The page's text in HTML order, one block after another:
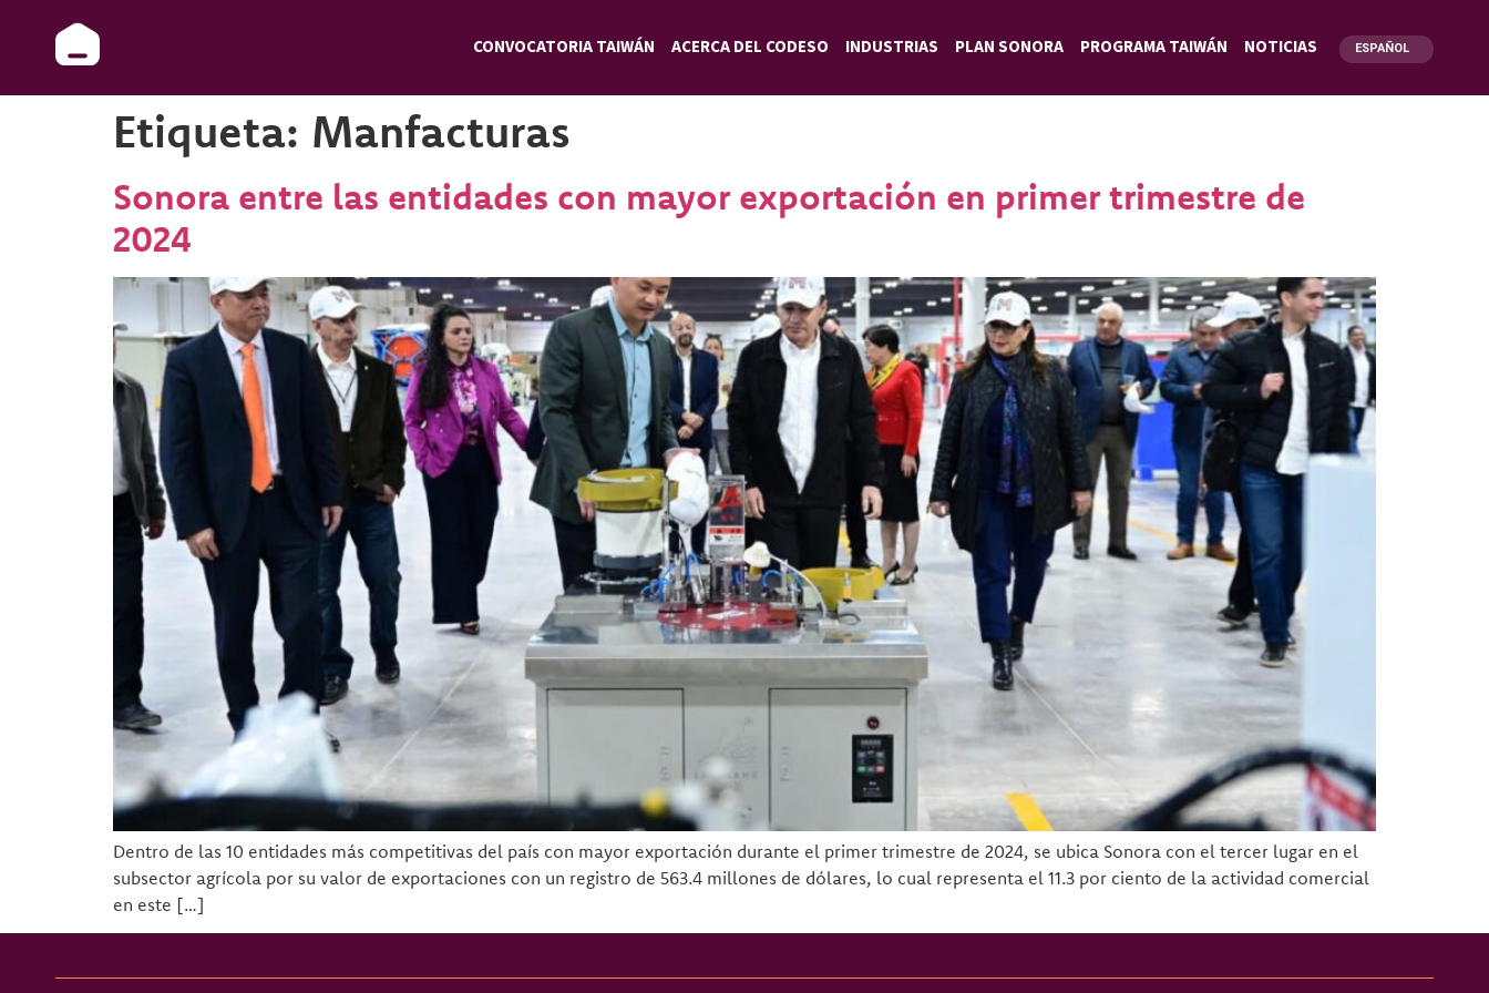
CONVOCATORIA TAIWÁN ACERCA DEL CODESO INDUSTRIAS PLAN SONORA PROGRAMA TAIWÁN NOTICIAS ESPAÑOL
ENGLISH
Etiqueta: Manfacturas
Sonora entre las entidades con mayor exportación en primer trimestre de
2024
Dentro de las 10 entidades más competitivas del país con mayor exportación durante el primer trimestre de 2024, se ubica Sonora con el tercer lugar en el
subsector agrícola por su valor de exportaciones con un registro de 563.4 millones de dólares, lo cual representa el 11.3 por ciento de la actividad comercial
en este […]